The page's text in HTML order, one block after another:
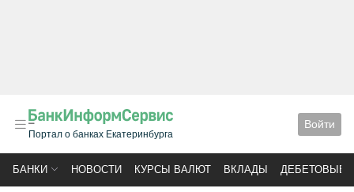
Портал о банках Екатеринбурга
Войти
БАНКИ НОВОСТИ КУРСЫ ВАЛЮТ ВКЛАДЫ ДЕБЕТОВЫЕ